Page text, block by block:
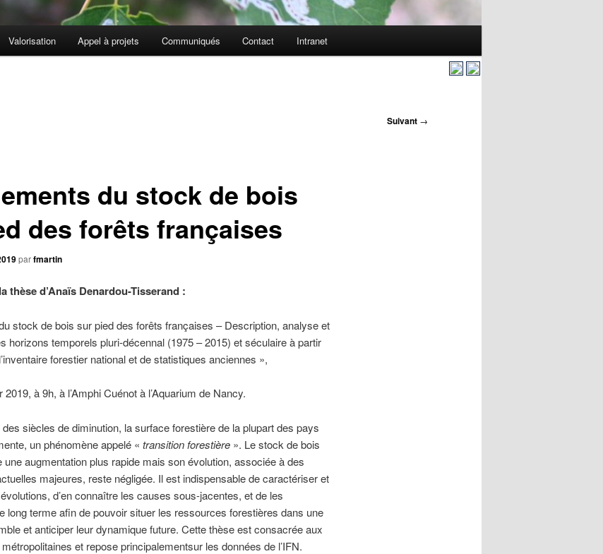
Valorisation Appel à projets Communiqués Contact Intranet
Suivant →
du stock de bois
des forêts françaises
parfmartin
thèse d’Anaïs Denardou-Tisserand :
stock de bois sur pied des forêts françaises – Description, analyse et
horizons temporels pluri-décennal (1975 – 2015) et séculaire à partir
forestier national et de statistiques anciennes »,
à 9h, à l’Amphi Cuénot à l’Aquarium de Nancy.
siècles de diminution, la surface forestière de la plupart des pays
un phénomène appelé « transition forestière». Le stock de bois
une augmentation plus rapide mais son évolution, associée à des
majeures, reste négligée. Il est indispensable de caractériser et
d’en connaître les causes sous-jacentes, et de les
long terme afin de pouvoir situer les ressources forestières dans une
et anticiper leur dynamique future. Cette thèse est consacrée aux
et repose principalementsur les données de l’IFN.